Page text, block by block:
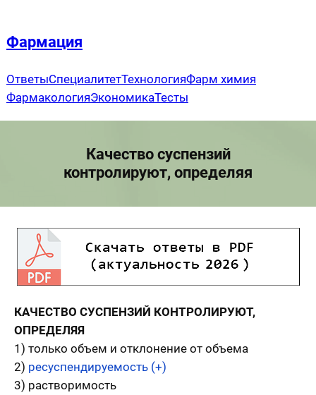
содержимому
Фармация
ОтветыСпециалитетТехнологияФарм химия
ФармакологияЭкономикаТесты
Качество суспензий
контролируют, определяя
КАЧЕСТВО СУСПЕНЗИЙ КОНТРОЛИРУЮТ,
ОПРЕДЕЛЯЯ
1) только объем и отклонение от объема
2) ресуспендируемость (+)
3) растворимость